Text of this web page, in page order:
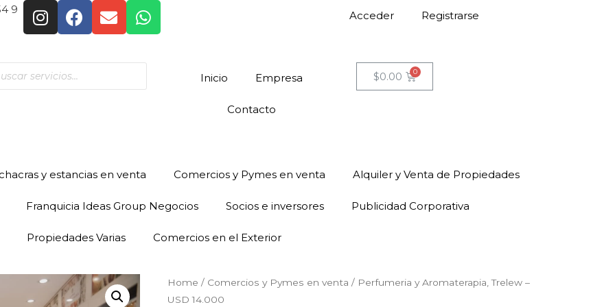
9 Acceder Registrarse
Inicio Empresa
Contacto
$0.00
y estancias en venta Comercios y Pymes en venta Alquiler y Venta de Propiedades
Franquicia Ideas Group Negocios Socios e inversores Publicidad Corporativa
Propiedades Varias Comercios en el Exterior
Home / Comercios y Pymes en venta / Perfumeria y Aromaterapia, Trelew –
USD 14.000